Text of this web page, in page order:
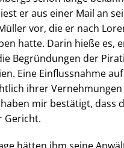
er aus einer Mail an
vor, die er nach
hatte. Darin hieße es,
Begründungen der
Eine Einflussnahme auf
ihrer Vernehmungen
haben mir bestätigt, dass
Gericht.